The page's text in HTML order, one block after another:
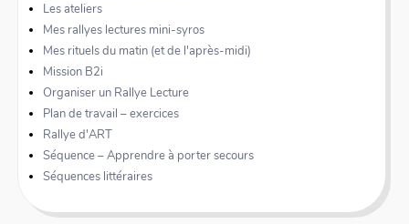
Les ateliers
Mes rallyes lectures mini-syros
Mes rituels du matin (et de l'après-midi)
Mission B2i
Organiser un Rallye Lecture
Plan de travail – exercices
Rallye d'ART
Séquence – Apprendre à porter secours
Séquences littéraires